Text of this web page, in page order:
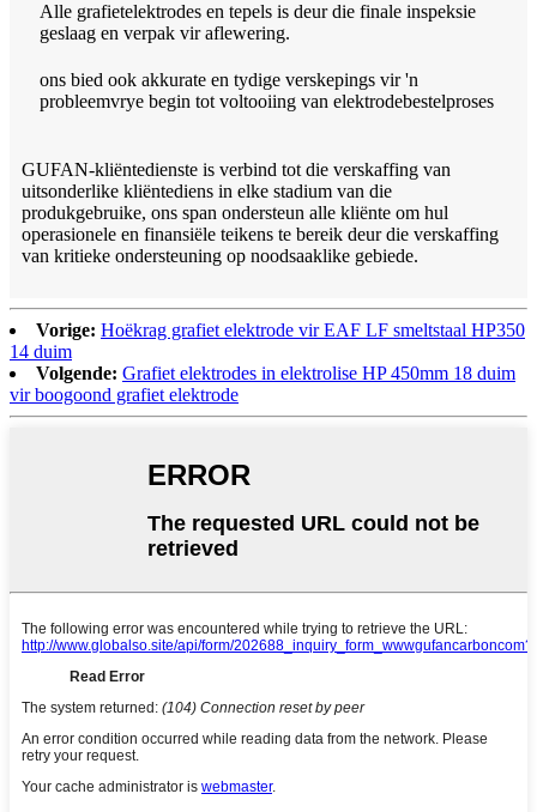
Alle grafietelektrodes en tepels is deur die finale inspeksie
geslaag en verpak vir aflewering.
ons bied ook akkurate en tydige verskepings vir 'n
probleemvrye begin tot voltooiing van elektrodebestelproses
GUFAN-kliëntedienste is verbind tot die verskaffing van
uitsonderlike kliëntediens in elke stadium van die
produkgebruike, ons span ondersteun alle kliënte om hul
operasionele en finansiële teikens te bereik deur die verskaffing
van kritieke ondersteuning op noodsaaklike gebiede.
Vorige: Hoëkrag grafiet elektrode vir EAF LF smeltstaal HP350
14 duim
Volgende: Grafiet elektrodes in elektrolise HP 450mm 18 duim
vir boogoond grafiet elektrode